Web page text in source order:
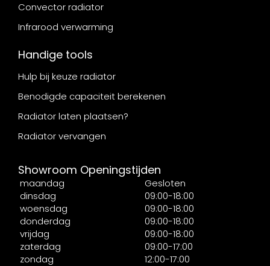
Convector radiator
Infrarood verwarming
Handige tools
Hulp bij keuze radiator
Benodigde capaciteit berekenen
Radiator laten plaatsen?
Radiator vervangen
Showroom Openingstijden
maandag
Gesloten
dinsdag
09:00-18:00
woensdag
09:00-18:00
donderdag
09:00-18:00
vrijdag
09:00-18:00
zaterdag
09:00-17:00
zondag
12:00-17:00